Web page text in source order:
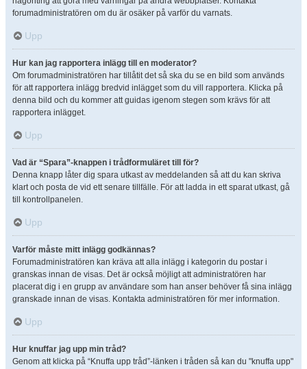
forumadministratören om du är osäker på varför du varnats.
Upp
Hur kan jag rapportera inlägg till en moderator?
Om forumadministratören har tillåtit det så ska du se en bild som används
för att rapportera inlägg bredvid inlägget som du vill rapportera. Klicka på
denna bild och du kommer att guidas igenom stegen som krävs för att
rapportera inlägget.
Upp
Vad är “Spara”-knappen i trådformuläret till för?
Denna knapp låter dig spara utkast av meddelanden så att du kan skriva
klart och posta de vid ett senare tillfälle. För att ladda in ett sparat utkast, gå
till kontrollpanelen.
Upp
Varför måste mitt inlägg godkännas?
Forumadministratören kan kräva att alla inlägg i kategorin du postar i
granskas innan de visas. Det är också möjligt att administratören har
placerat dig i en grupp av användare som han anser behöver få sina inlägg
granskade innan de visas. Kontakta administratören för mer information.
Upp
Hur knuffar jag upp min tråd?
Genom att klicka på “Knuffa upp tråd”-länken i tråden så kan du "knuffa upp"